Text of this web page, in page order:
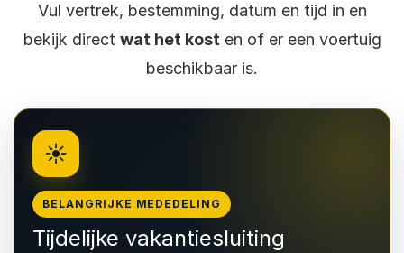
Vul vertrek, bestemming, datum en tijd in en
bekijk direct wat het kosten of er een voertuig
beschikbaar is.
☀️
BELANGRIJKE MEDEDELING
Tijdelijke vakantiesluiting